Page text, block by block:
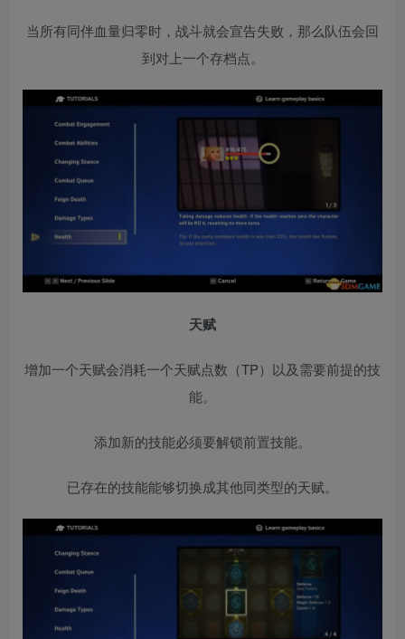
当所有同伴血量归零时，战斗就会宣告失败，那么队伍会回
到对上一个存档点。
天赋
增加一个天赋会消耗一个天赋点数（TP）以及需要前提的技
能。
添加新的技能必须要解锁前置技能。
已存在的技能能够切换成其他同类型的天赋。